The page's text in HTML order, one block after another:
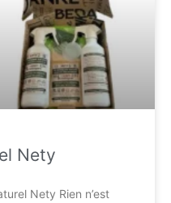
Nety
Nety Rien n’est